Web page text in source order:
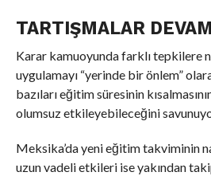
TARTIŞMALAR
Karar kamuoyunda farklı tepkilere
uygulamayı “yerinde bir önlem”
bazıları eğitim süresinin
olumsuz etkileyebileceğini
Meksika’da yeni eğitim takviminin
uzun vadeli etkileri ise yakından